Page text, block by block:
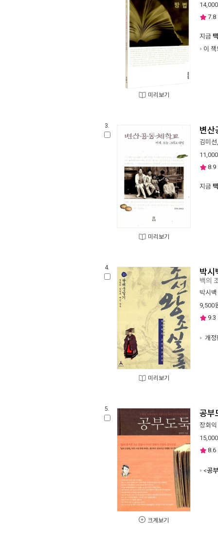
미리보기
14,000
7.8
지금
이
3.
미리보기
변산
김미선
11,000
8.9
지금
4.
미리보기
박시
백의
박시백
9,500
9.3
개정
5.
크게보기
공부
장회익
15,000
8.6
<공